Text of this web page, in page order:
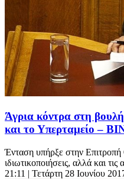
Άγρια κόντρα στη βουλή
και το Υπερταμείο –
Ένταση υπήρξε στην Επιτροπή
ιδιωτικοποιήσεις, αλλά και
21:11 | Τετάρτη 28 Ιουνίου